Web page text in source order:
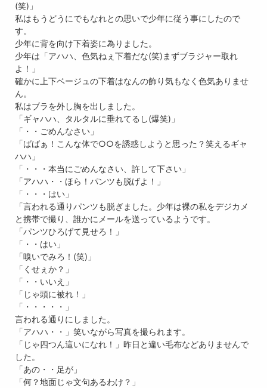
(笑)」
私はもうどうにでもなれとの思いで少年に従う事にしたので
す。
少年に背を向け下着姿に為りました。
少年は「アハハ、色気ねぇ下着だな(笑)まずブラジャー取れ
よ！」
確かに上下ベージュの下着はなんの飾り気もなく色気ありませ
ん。
私はブラを外し胸を出しました。
「ギャハハ、タルタルに垂れてるし(爆笑)」
「・・ごめんなさい」
「ばばぁ！こんな体で○○を誘惑しようと思った？笑えるギャ
ハハ」
「・・・本当にごめんなさい、許して下さい」
「アハハ・・ほら！パンツも脱げよ！」
「・・・はい」
「言われる通りパンツも脱ぎました。少年は裸の私をデジカメ
と携帯で撮り、誰かにメールを送っているようです。
「パンツひろげて見せろ！」
「・・はい」
「嗅いでみろ！(笑)」
「くせぇか？」
「・・いいえ」
「じゃ頭に被れ！」
「・・・・・」
言われる通りにしました。
「アハハ・・」笑いながら写真を撮られます。
「じゃ四つん這いになれ！」昨日と違い毛布などありませんで
した。
「あの・・足が」
「何？地面じゃ文句あるわけ？」